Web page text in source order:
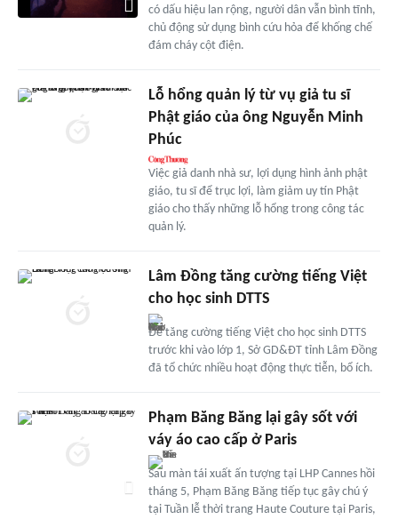
có dấu hiệu lan rộng, người dân vẫn bình tĩnh,
chủ động sử dụng bình cứu hỏa để khống chế
đám cháy cột điện.
Lỗ hổng quản lý từ vụ giả tu sĩ
Phật giáo của ông Nguyễn Minh
Phúc
Việc giả danh nhà sư, lợi dụng hình ảnh phật
giáo, tu sĩ để trục lợi, làm giảm uy tín Phật
giáo cho thấy những lỗ hổng trong công tác
quản lý.
Lâm Đồng tăng cường tiếng Việt
cho học sinh DTTS
Để tăng cường tiếng Việt cho học sinh DTTS
trước khi vào lớp 1, Sở GD&ĐT tỉnh Lâm Đồng
đã tổ chức nhiều hoạt động thực tiễn, bổ ích.
Phạm Băng Băng lại gây sốt với
váy áo cao cấp ở Paris
Sau màn tái xuất ấn tượng tại LHP Cannes hồi
tháng 5, Phạm Băng Băng tiếp tục gây chú ý
tại Tuần lễ thời trang Haute Couture tại Paris,